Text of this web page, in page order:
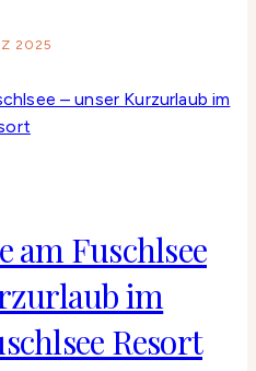
2025
am Fuschlsee
im
Resort